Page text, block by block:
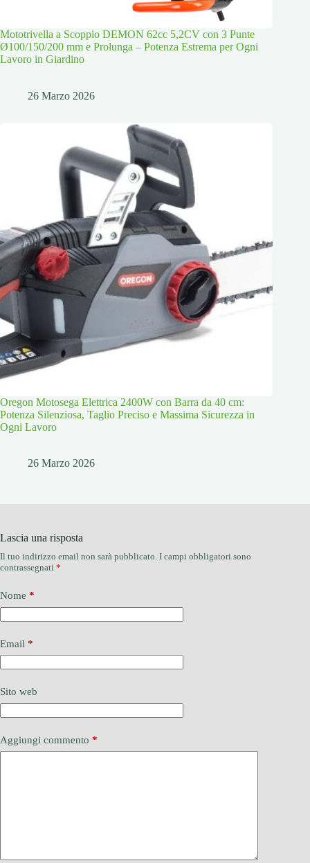
Mototrivella a Scoppio DEMON 62cc 5,2CV con 3 Punte
Ø100/150/200 mm e Prolunga – Potenza Estrema per Ogni
Lavoro in Giardino
26 Marzo 2026
Oregon Motosega Elettrica 2400W con Barra da 40 cm:
Potenza Silenziosa, Taglio Preciso e Massima Sicurezza in
Ogni Lavoro
26 Marzo 2026
Lascia una risposta
Il tuo indirizzo email non sarà pubblicato. I campi obbligatori sono
contrassegnati *
Nome *
Email *
Sito web
Aggiungi commento *